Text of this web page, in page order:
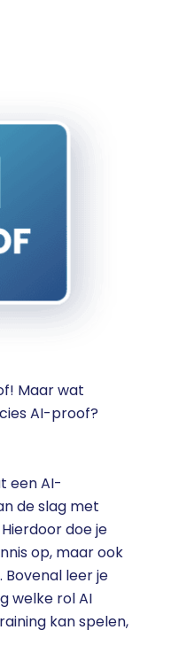
Maar wat
AI-proof?
een AI-
de slag met
doe je
op, maar ook
leer je
welke rol AI
kan spelen,